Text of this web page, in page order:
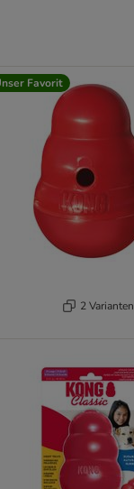
Favorit
2 Varianten